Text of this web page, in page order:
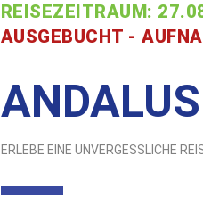
REISEZEITRAUM:
AUSGEBUCHT -
ERLEBE EINE UNVERGESSLICHE